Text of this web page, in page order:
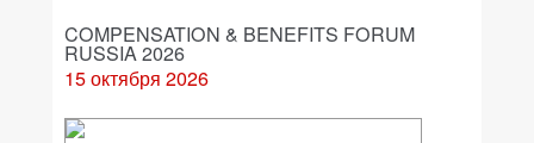
COMPENSATION & BENEFITS FORUM
RUSSIA 2026
15 октября 2026